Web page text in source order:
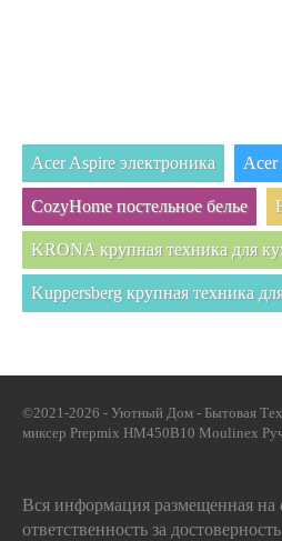
Acer Aspire электроника Acer
CozyHome постельное белье
KRONA крупная техника для
Kuppersberg крупная техника
©2021-2026 - Уютный Дом - Бытовая
миксер Prepmix HM450B10 Moulinex
Вся информация размещенная на
ответственность за